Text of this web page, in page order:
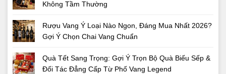
Không Tầm Thường
Rượu Vang Ý Loại Nào Ngon, Đáng Mua Nhất 2026?
Gợi Ý Chọn Chai Vang Chuẩn
Quà Tết Sang Trọng: Gợi Ý Trọn Bộ Quà Biếu Sếp &
Đối Tác Đẳng Cấp Từ Phố Vang Legend